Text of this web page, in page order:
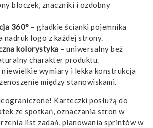
bloczek, znaczniki i ozdobny
360° – gładkie ścianki pojemnika
nadruk logo z każdej strony.
kolorystyka – uniwersalny beż
charakter produktu.
wymiary i lekka konstrukcja
między stanowiskami.
Karteczki posłużą do
ze spotkań, oznaczania stron w
list zadań, planowania sprintów w